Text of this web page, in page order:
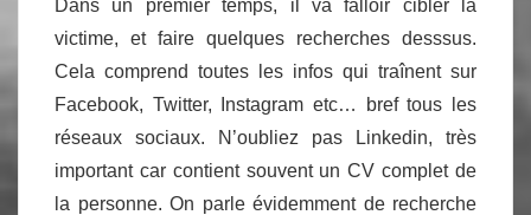
Dans un premier temps, il va falloir cibler la
victime, et faire quelques recherches desssus.
Cela comprend toutes les infos qui traînent sur
Facebook, Twitter, Instagram etc… bref tous les
réseaux sociaux. N’oubliez pas Linkedin, très
important car contient souvent un CV complet de
la personne. On parle évidemment de recherche